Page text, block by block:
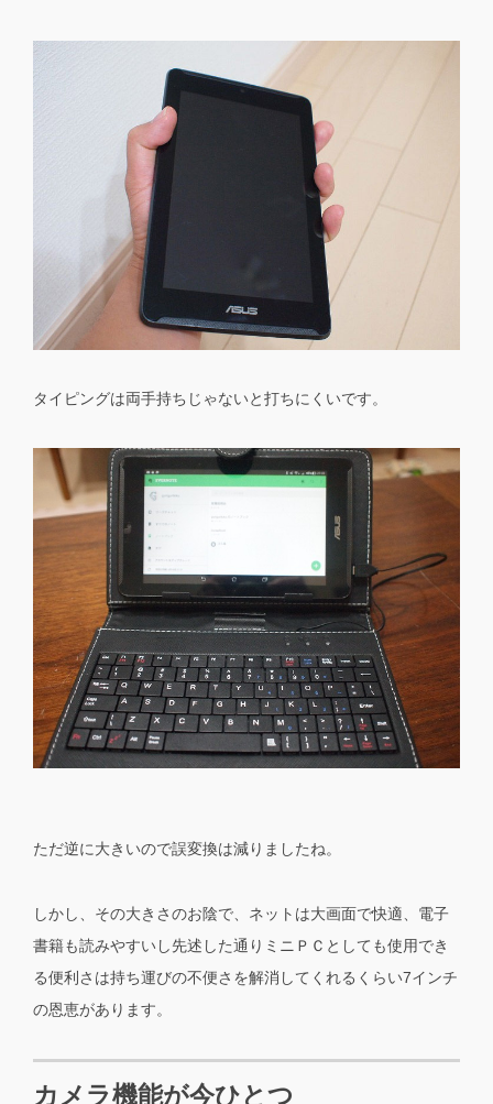
タイピングは両手持ちじゃないと打ちにくいです。
ただ逆に大きいので誤変換は減りましたね。
しかし、その大きさのお陰で、ネットは大画面で快適、電子
書籍も読みやすいし先述した通りミニＰＣとしても使用でき
る便利さは持ち運びの不便さを解消してくれるくらい7インチ
の恩恵があります。
カメラ機能が今ひとつ